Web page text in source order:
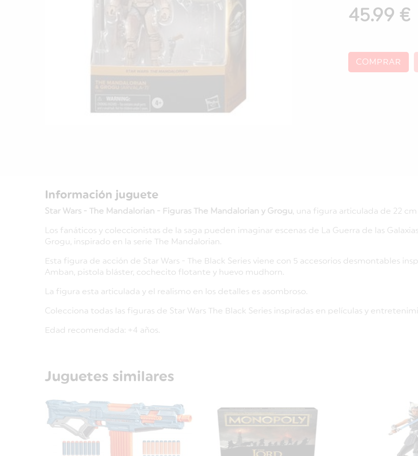
45.99 €
COMPRAR
Información juguete
Star Wars - The Mandalorian - Figuras The Mandalorian y Grogu, una figura articulada de 22
Los fanáticos y coleccionistas de la saga pueden imaginar escenas de La Guerra de las
Grogu, inspirado en la serie The Mandalorian.
Esta figura de acción de Star Wars - The Black Series viene con 5 accesorios desmontables
Amban, pistola bláster, cochecito flotante y huevo mudhorn.
La figura esta articulada y el realismo en los detalles es asombroso.
Colecciona todas las figuras de Star Wars The Black Series inspiradas en películas y
Edad recomendada: +4 años.
Juguetes similares